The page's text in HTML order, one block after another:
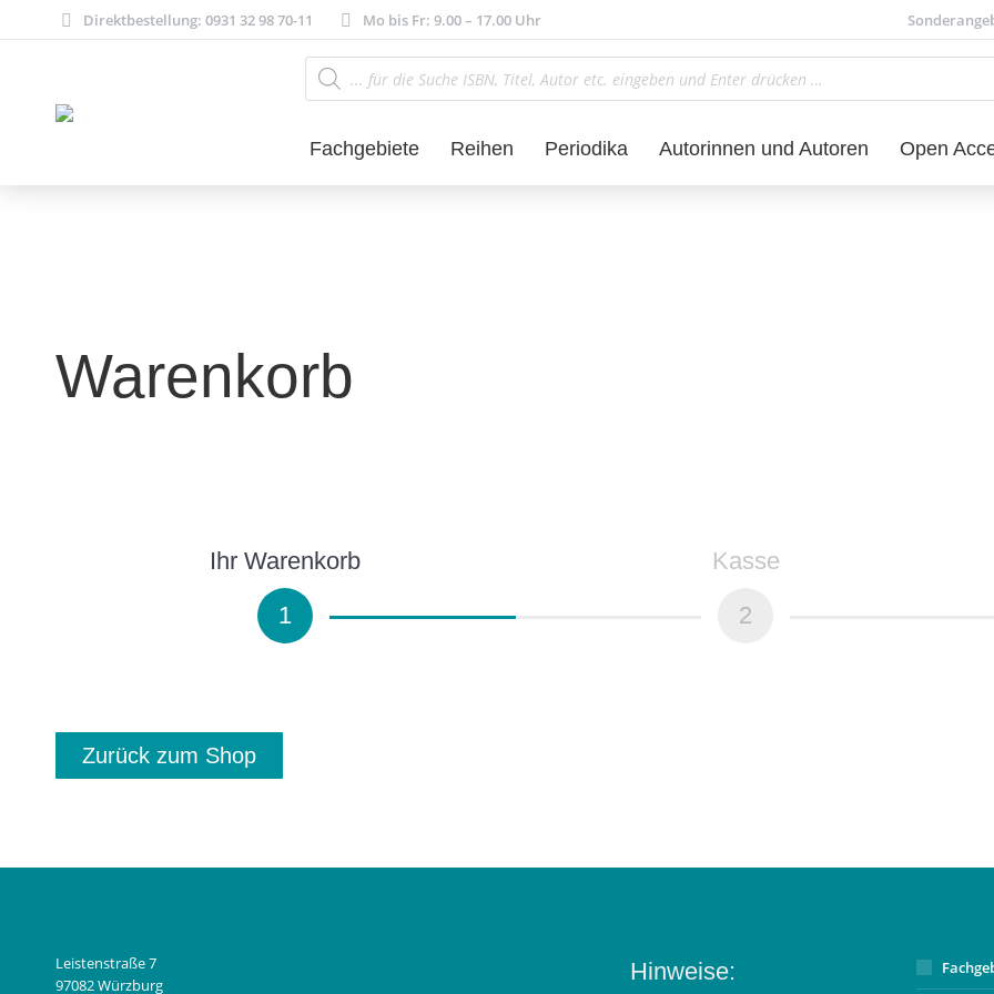
Direktbestellung: 0931 32 98 70-11 Mo bis Fr: 9.00 – 17.00 Uhr
Products
search
Fachgebiete Reihen Periodika Autorinnen und Autoren Open
Warenkorb
Ihr Warenkorb
1
Kasse
2
Zurück zum Shop
Leistenstraße 7
97082 Würzburg
Hinweise: